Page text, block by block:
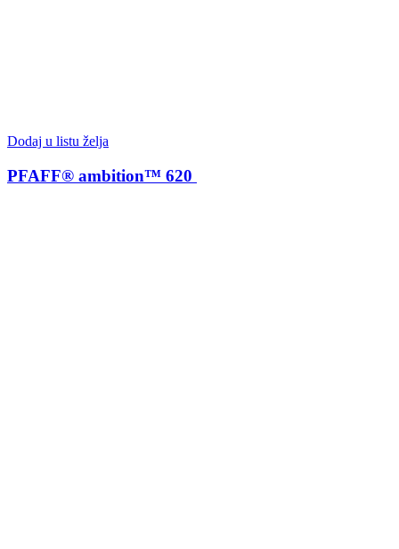
Dodaj u listu želja
PFAFF® ambition™ 620